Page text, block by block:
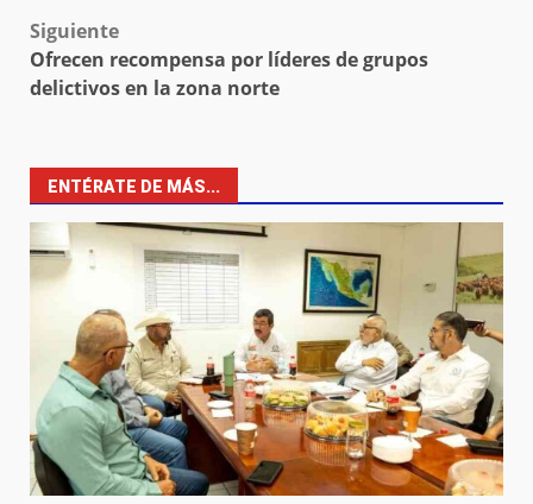
Siguiente
Ofrecen recompensa por líderes de grupos
delictivos en la zona norte
ENTÉRATE DE MÁS...